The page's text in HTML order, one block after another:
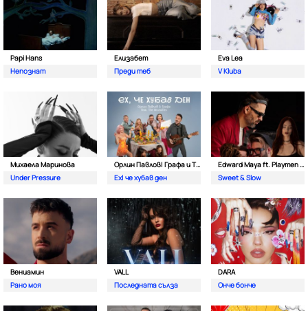
Papi Hans
Непознат
Елизабет
Преди теб
Eva Lea
V Kluba
Михаела Маринова
Under Pressure
Орлин Павлов| Графа и The Brunches
Ех| че хубав ден
Edward Maya ft. Playmen & Alma
Sweet & Slow
Вениамин
Рано моя
VALL
Последната сълза
DARA
Онче бонче